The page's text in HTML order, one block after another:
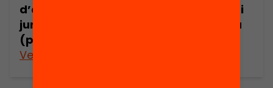
d’asil en l’espai
jurídic europeu
(part 12)
Veure’n més
d’asil en l’espai
jurídic europeu